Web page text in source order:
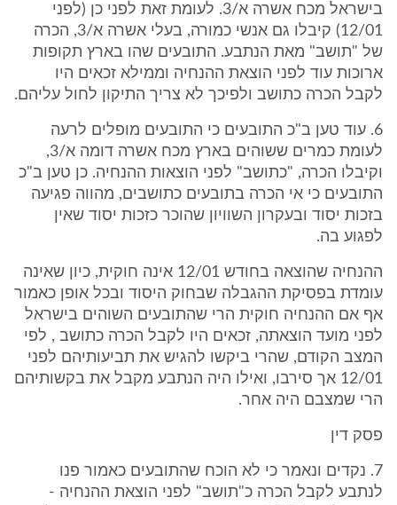
בישראל מכח אשרה א/3. לעומת זאת לפני כן (לפני
12/01) קיבלו גם אנשי כמורה, בעלי אשרה א/3, הכרה
של "תושב" מאת הנתבע. התובעים שהו בארץ תקופות
ארוכות עוד לפני הוצאת ההנחיה וממילא זכאים היו
לקבל הכרה כתושב ולפיכך לא צריך התיקון לחול עליהם.
6. עוד טען ב"כ התובעים כי התובעים מופלים לרעה
לעומת כמרים ששוהים בארץ מכח אשרה דומה א/3,
וקיבלו הכרה, "כתושב" לפני הוצאות ההנחיה. כן טען ב"כ
התובעים כי אי הכרה בתובעים כתושבים, מהווה פגיעה
בזכות יסוד ובעקרון השוויון שהוכר כזכות יסוד שאין
לפגוע בה.
ההנחיה שהוצאה בחודש 12/01 אינה חוקית, כיון שאינה
עומדת בפסיקת ההגבלה שבחוק היסוד ובכל אופן כאמור
אף אם ההנחיה חוקית הרי שהתובעים השוהים בישראל
לפני מועד הוצאתה, זכאים היו לקבל הכרה כתושב , לפי
המצב הקודם, שהרי ביקשו להגיש את תביעותיהם לפני
12/01 אך סירבו, ואילו היה הנתבע מקבל את בקשותיהם
הרי שמצבם היה אחר.
פסק דין
7. נקדים ונאמר כי לא הוכח שהתובעים כאמור פנו
לנתבע לקבל הכרה כ"תושב" לפני הוצאת ההנחיה -